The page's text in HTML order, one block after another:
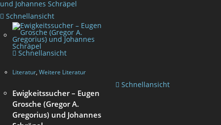
Schnellansicht
Schnellansicht
Literatur, Weitere Literatur
Ewigkeitssucher – Eugen
Grosche (Gregor A.
Gregorius) und Johannes
Schnellansicht